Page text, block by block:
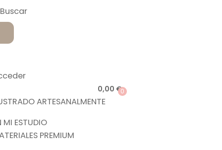
0,00 €0
ARTESANALMENTE
MI ESTUDIO
PREMIUM